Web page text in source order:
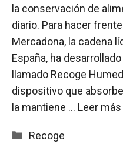
la conservación de
diario. Para hacer
Mercadona, la cadena
España, ha
llamado Recoge
dispositivo que
la mantiene … Leer más
Categorías
Recoge